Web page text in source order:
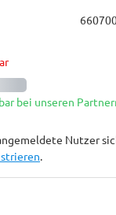
bei unseren
Nutzer
.